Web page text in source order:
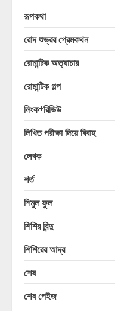
রূপকথা
রোদ শুভ্রর প্রেমকথন
রোমান্টিক অত্যাচার
রোমান্টিক গল্প
লিংক+রিভিউ
লিখিত পরীক্ষা দিয়ে বিবাহ
লেখক
শর্ত
শিমুল ফুল
শিশির বিন্দু
শিশিরের আদ্র
শেষ
শেষ পেইজ